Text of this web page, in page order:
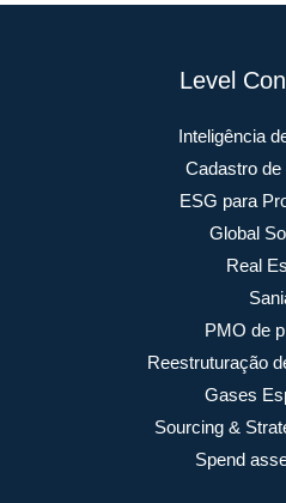
Level
Inteligência
Cadastro de
ESG para
Global
Real
PMO de
Reestruturação
Gases
Sourcing &
Spend